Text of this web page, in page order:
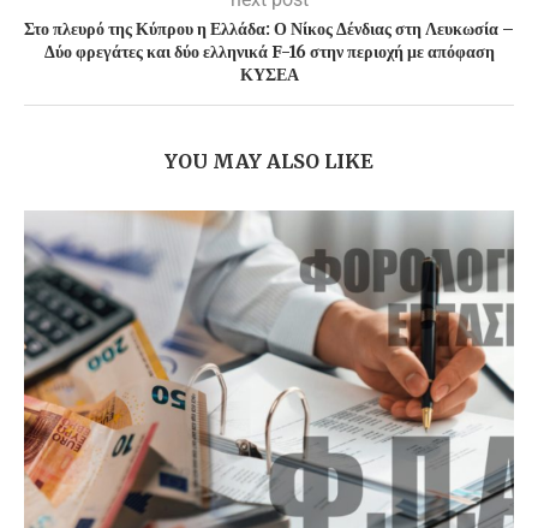
Στο πλευρό της Κύπρου η Ελλάδα: Ο Νίκος Δένδιας στη Λευκωσία –
Δύο φρεγάτες και δύο ελληνικά F-16 στην περιοχή με απόφαση
ΚΥΣΕΑ
YOU MAY ALSO LIKE